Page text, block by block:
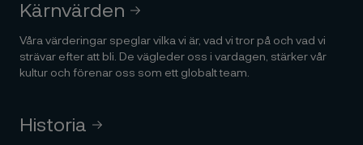
Kärnvärden
Våra värderingar speglar vilka vi är, vad vi tror på och vad vi
strävar efter att bli. De vägleder oss i vardagen, stärker vår
kultur och förenar oss som ett globalt team.
Historia